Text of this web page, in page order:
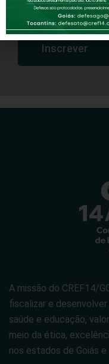
Inscrever
A missão do CREF14/
fiscalizar e
saúde e educação,
meio da ética,
nos estados de Goiás